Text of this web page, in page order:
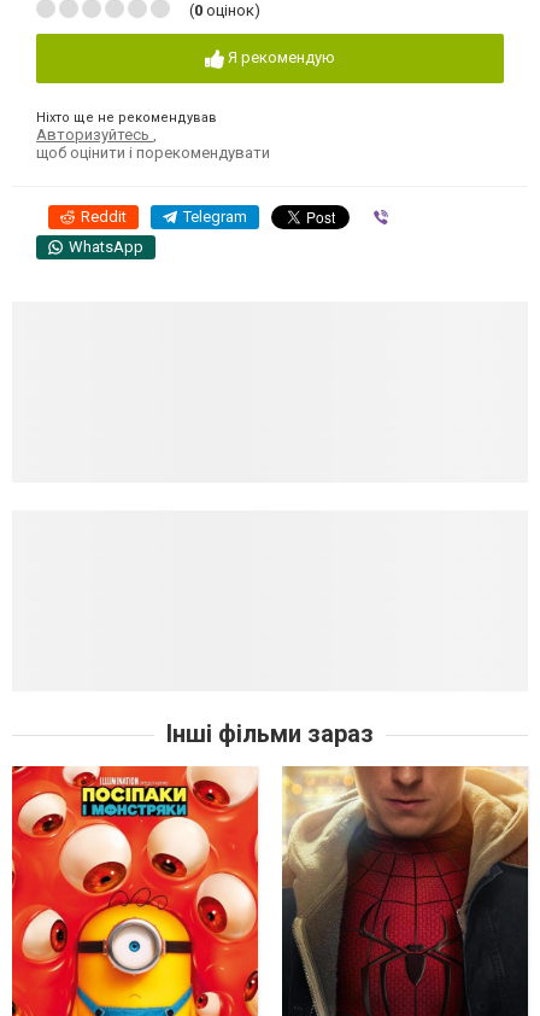
(0 оцінок)
Я рекомендую
Ніхто ще не рекомендував
Авторизуйтесь
щоб оцінити і порекомендувати
Reddit Telegram
WhatsApp
Інші фільми зараз